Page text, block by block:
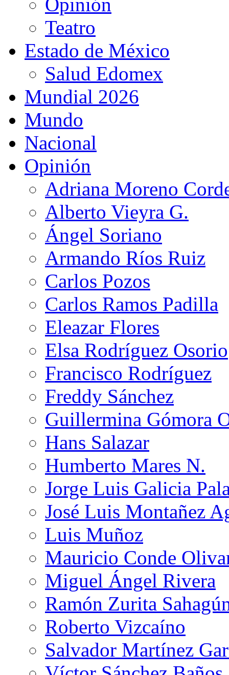
Teatro
Estado de México
Salud Edomex
Mundial 2026
Mundo
Nacional
Opinión
Adriana Moreno
Alberto Vieyra G.
Ángel Soriano
Armando Ríos Ruiz
Carlos Pozos
Carlos Ramos Padilla
Eleazar Flores
Elsa Rodríguez Osorio
Francisco Rodríguez
Freddy Sánchez
Guillermina Gómora
Hans Salazar
Humberto Mares N.
Jorge Luis Galicia
José Luis Montañez
Luis Muñoz
Mauricio Conde
Miguel Ángel Rivera
Ramón Zurita
Roberto Vizcaíno
Salvador Martínez